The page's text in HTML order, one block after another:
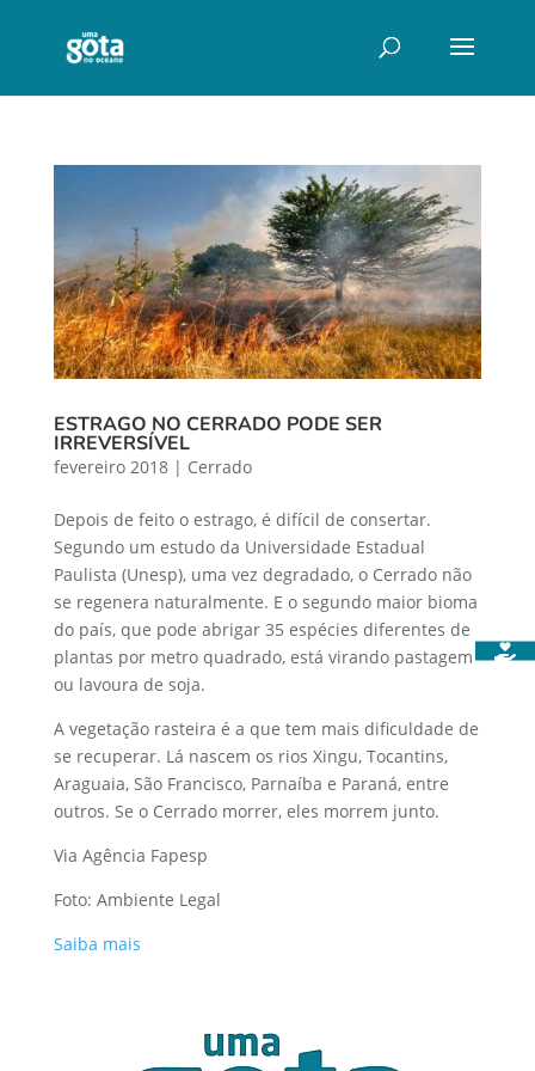
ESTRAGO NO CERRADO PODE SER
IRREVERSÍVEL
fevereiro 2018| Cerrado
Depois de feito o estrago, é difícil de consertar.
Segundo um estudo da Universidade Estadual
Paulista (Unesp), uma vez degradado, o Cerrado não
se regenera naturalmente. E o segundo maior bioma
do país, que pode abrigar 35 espécies diferentes de
plantas por metro quadrado, está virando pastagem
ou lavoura de soja.
A vegetação rasteira é a que tem mais dificuldade de
se recuperar. Lá nascem os rios Xingu, Tocantins,
Araguaia, São Francisco, Parnaíba e Paraná, entre
outros. Se o Cerrado morrer, eles morrem junto.
Via Agência Fapesp
Foto: Ambiente Legal
Saiba mais